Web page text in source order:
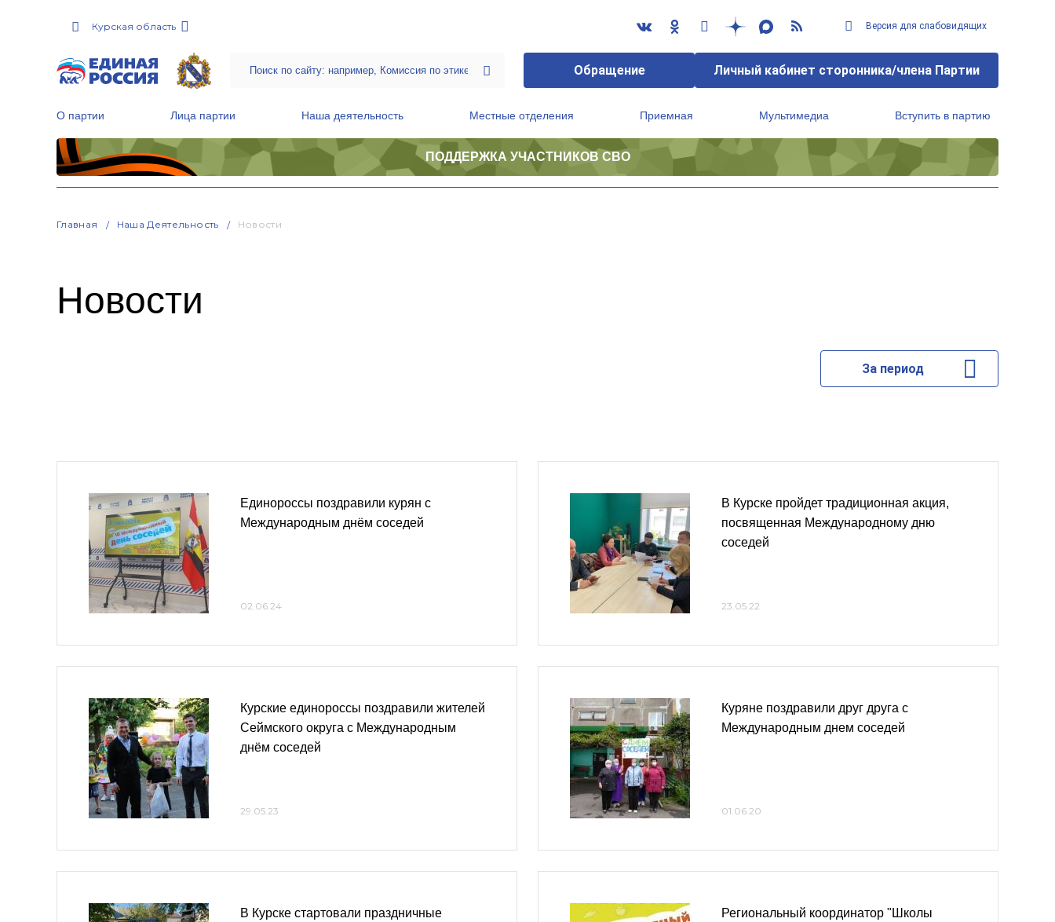
Курская область Версия для слабовидящих
Обращение Личный кабинет сторонника/члена Партии
О партии Лица партии Наша деятельность Местные отделения Приемная Мультимедиа Вступить в партию
ПОДДЕРЖКА УЧАСТНИКОВ СВО
Главная Наша Деятельность Новости
Новости
За период
Единороссы поздравили курян с
Международным днём соседей
02.06.24
Курские единороссы поздравили жителей
Сеймского округа с Международным
днём соседей
29.05.23
В Курске стартовали праздничные
В Курске пройдет традиционная акция,
посвященная Международному дню
соседей
23.05.22
Куряне поздравили друг друга с
Международным днем соседей
01.06.20
Региональный координатор "Школы